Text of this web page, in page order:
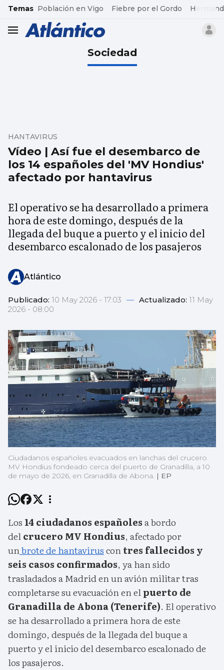
common.go-to-content
Temas Población en Vigo Fiebre por el Gordo
header.menu.open
Sociedad
Vídeo | Así fue el desembarco de
los 14 españoles del 'MV Hondius'
afectado por hantavirus
HANTAVIRUS
El operativo se ha desarrollado a primera
hora de este domingo, después de la
llegada del buque a puerto y el inicio del
desembarco escalonado de los pasajeros
Atlántico
Publicado: 10 May 2026 - 17:03 — Actualizado: 11 May
2026 - 08:00
Ciudadanos españoles evacuados en lanchas del crucero
MV Hondius fondeado cerca del puerto de Granadilla, a 10
de mayo de 2026, en Granadilla de Abona. | EP
Los 14 ciudadanos españolesa bordo
delcrucero MV Hondius, afectado por
unbrote de hantaviruscontres fallecidos y
seis casos confirmados, ya han sido
trasladados a Madrid en un avión militar tras
completarse su evacuación en elpuerto de
Granadilla de Abona (Tenerife). El operativo
se ha desarrollado a primera hora de este
domingo, después de la llegada del buque a
puerto y el inicio del desembarco escalonado de
los pasajeros.